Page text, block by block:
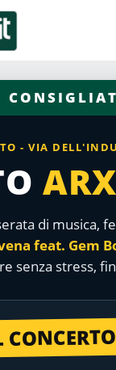
- VIA
ARX
di musica,
feat. Gem
senza stress,